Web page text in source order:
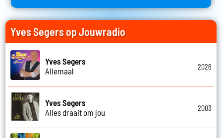
Yves Segers op Jouwradio
Yves Segers
Allemaal
2026
Yves Segers
Alles draait om jou
2003